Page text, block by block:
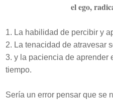
el ego,
1. La habilidad de percibir y
2. La tenacidad de atravesar
3. y la paciencia de aprender
tiempo.
Sería un error pensar que se